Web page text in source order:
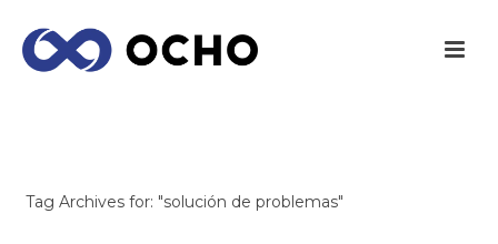
Tag Archives for: "solución de problemas"